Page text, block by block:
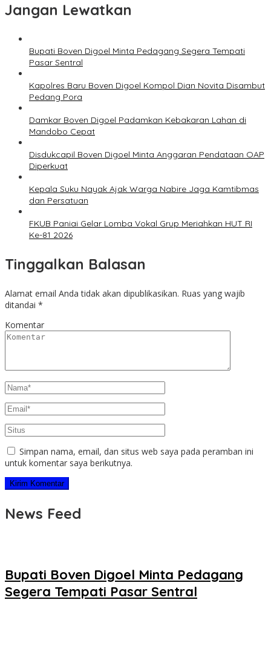
Jangan Lewatkan
Bupati Boven Digoel Minta Pedagang Segera Tempati
Pasar Sentral
Kapolres Baru Boven Digoel Kompol Dian Novita Disambut
Pedang Pora
Damkar Boven Digoel Padamkan Kebakaran Lahan di
Mandobo Cepat
Disdukcapil Boven Digoel Minta Anggaran Pendataan OAP
Diperkuat
Kepala Suku Nayak Ajak Warga Nabire Jaga Kamtibmas
dan Persatuan
FKUB Paniai Gelar Lomba Vokal Grup Meriahkan HUT RI
Ke-81 2026
Tinggalkan Balasan
Alamat email Anda tidak akan dipublikasikan. Ruas yang wajib
ditandai *
Komentar
Simpan nama, email, dan situs web saya pada peramban ini
untuk komentar saya berikutnya.
News Feed
Bupati Boven Digoel Minta Pedagang
Segera Tempati Pasar Sentral